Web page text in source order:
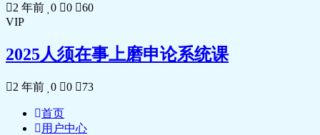
2 年前 0 0
60
VIP
2025人须在事上磨申论系统课
2 年前 0 0 73
首页
用户中心